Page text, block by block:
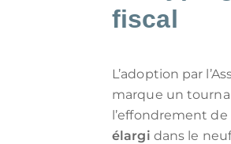
LOI MALRAUX
DÉFICIT FONCIER
Tous les
fiscal
L’adoption par
marque un
l’effondrement
élargi dans le